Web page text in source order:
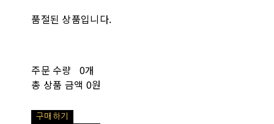
품절된 상품입니다.
주문 수량 0개
총 상품 금액 0원
구매하기